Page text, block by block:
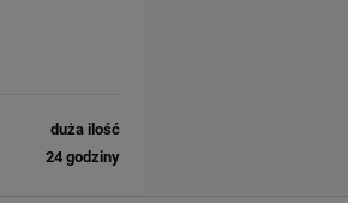
duża ilość
24 godziny